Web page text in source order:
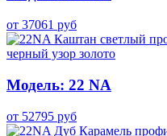
от 37061 руб
Модель: 22 NA
от 52795 руб